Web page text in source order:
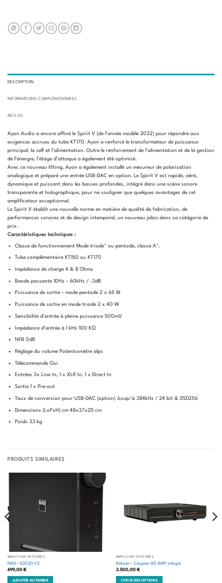
DESCRIPTION
INFORMATIONS COMPLÉMENTAIRES
AVIS (0)
Ayon Audio a encore affiné le Spirit V (de l’année modèle 2022) pour répondre aux
exigences accrues du tube KT170. Ayon a renforcé le transformateur de puissance
principal, la self et l’alimentation. Outre le renforcement de l’alimentation et de la gestion
de l’énergie, l’étage d’attaque a également été optimisé.
Avec ce nouveau lifting, Ayon a également installé un mesureur de polarisation
analogique et préparé une entrée USB-DAC en option. Le Spirit V est rapide, aéré,
dynamique et puissant dans les basses profondes, intégré dans une scène sonore
transparente et holographique, pour ne souligner que quelques avantages de cet
amplificateur exceptionnel.
Le Spirit V établit une nouvelle norme en matière de qualité de fabrication, de
performances sonores et de design intemporel, un nouveau jalon dans sa catégorie de
prix.
Caractéristiques techniques :
Classe de fonctionnement Mode triode* ou pentode, classe A*.
Tube complémentaire KT150 ou KT170
Impédance de charge 4 & 8 Ohms
Bande passante 10Hz – 60kHz / -3dB
Puissance de sortie – mode pentode 2 x 65 W
Puissance de sortie en mode triode 2 x 40 W
Sensibilité d’entrée à pleine puissance 500mV
Impédance d’entrée à 1 kHz 100 KΩ
NFB 0dB
Réglage du volume Potentiomètre alps
Télécommande Oui
Entrées 3x Line In, 1 x XLR In, 1 x Direct In
Sortie 1 x Pre-out
Taux de conversion pour USB-DAC (option) Jusqu’à 384kHz / 24 bit & DSD256
Dimensions (LxPxH) cm 48x37x25 cm
Poids 33 kg
PRODUITS SIMILAIRES
AMPLIS HIFI INTÉGRÉS
NAD – D3020 V2
499,00 €
AJOUTER AU PANIER
AMPLIS HIFI INTÉGRÉS
Roksan – Caspian 4G AMP intégré
3.500,00 €
CHOIX DES OPTIONS